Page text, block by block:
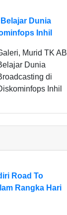
Dunia
Inhil
Murid TK
Dunia
di
Inhil
Road To
Rangka Hari